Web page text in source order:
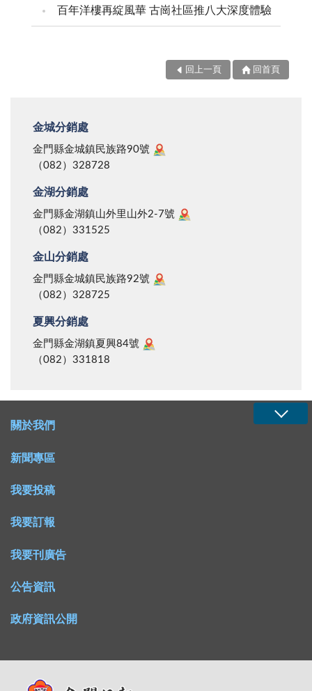
百年洋樓再綻風華 古崗社區推八大深度體驗
回上一頁 回首頁
金城分銷處
金門縣金城鎮民族路90號
（082）328728
金湖分銷處
金門縣金湖鎮山外里山外2-7號
（082）331525
金山分銷處
金門縣金城鎮民族路92號
（082）328725
夏興分銷處
金門縣金湖鎮夏興84號
（082）331818
關於我們
新聞專區
我要投稿
我要訂報
我要刊廣告
公告資訊
政府資訊公開